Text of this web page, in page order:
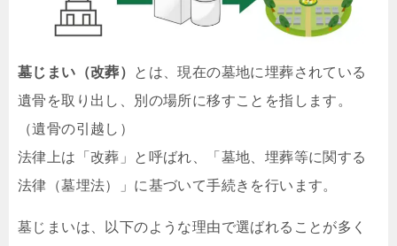
墓じまい（改葬）
とは、現在の墓地に埋葬されている
遺骨を取り出し、別の場所に移すことを指します。
（遺骨の引越し）
法律上は「改葬」と呼ばれ、「墓地、埋葬等に関する
法律（墓埋法）」に基づいて手続きを行います。
墓じまいは、以下のような理由で選ばれることが多く